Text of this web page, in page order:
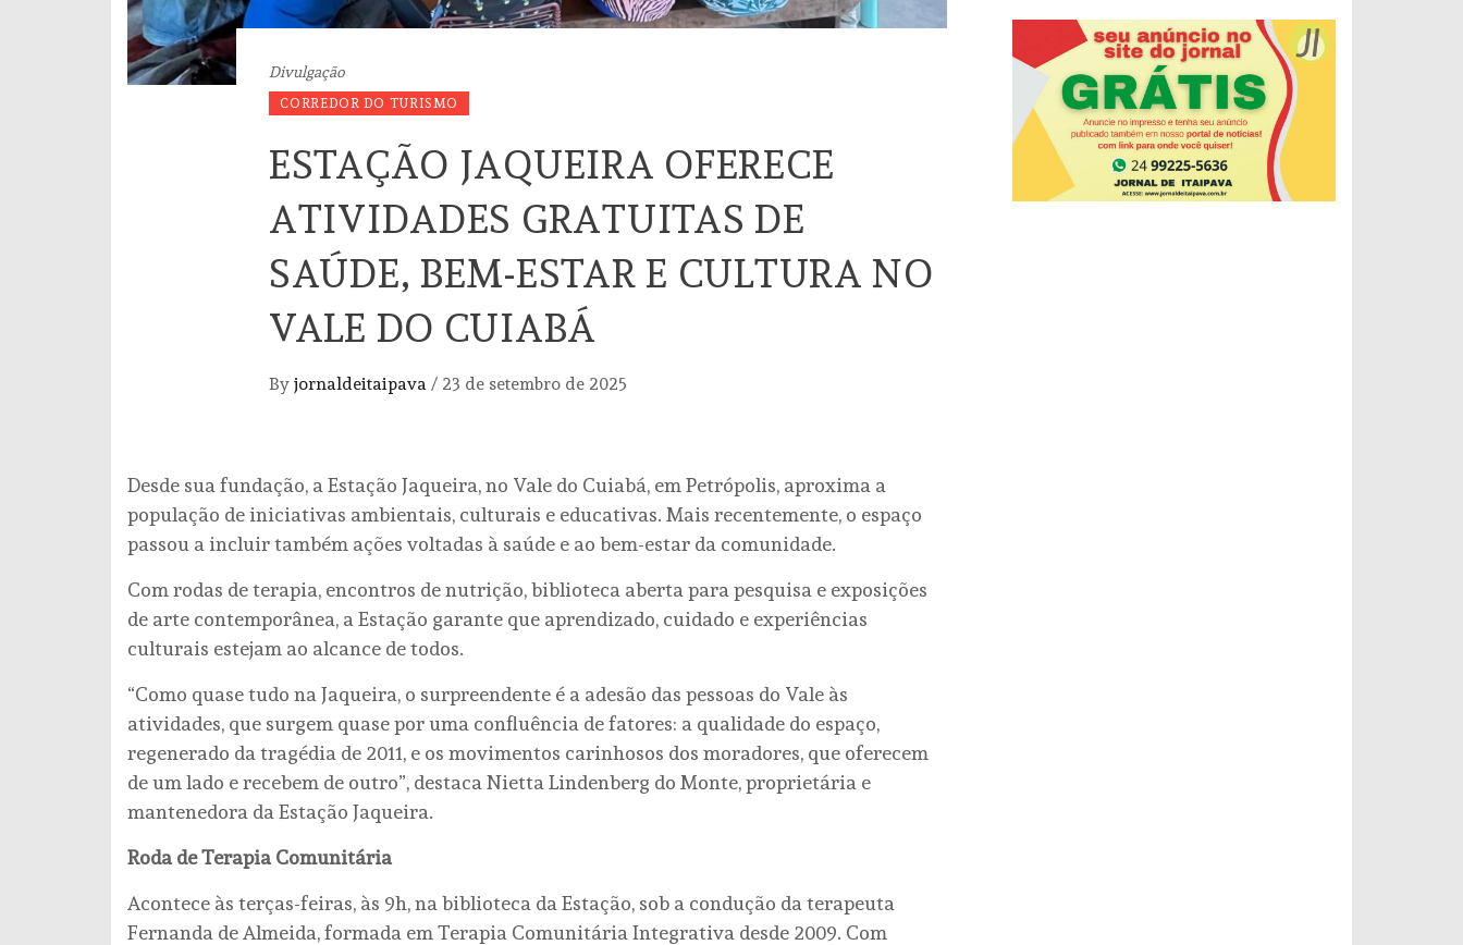
Divulgação
CORREDOR DO TURISMO
ESTAÇÃO JAQUEIRA OFERECE
ATIVIDADES GRATUITAS DE
SAÚDE, BEM-ESTAR E CULTURA NO
VALE DO CUIABÁ
By jornaldeitaipava / 23 de setembro de 2025
Desde sua fundação, a Estação Jaqueira, no Vale do Cuiabá, em Petrópolis, aproxima a
população de iniciativas ambientais, culturais e educativas. Mais recentemente, o espaço
passou a incluir também ações voltadas à saúde e ao bem-estar da comunidade.
Com rodas de terapia, encontros de nutrição, biblioteca aberta para pesquisa e exposições
de arte contemporânea, a Estação garante que aprendizado, cuidado e experiências
culturais estejam ao alcance de todos.
“Como quase tudo na Jaqueira, o surpreendente é a adesão das pessoas do Vale às
atividades, que surgem quase por uma confluência de fatores: a qualidade do espaço,
regenerado da tragédia de 2011, e os movimentos carinhosos dos moradores, que oferecem
de um lado e recebem de outro”, destaca Nietta Lindenberg do Monte, proprietária e
mantenedora da Estação Jaqueira.
Roda de Terapia Comunitária
Acontece às terças-feiras, às 9h, na biblioteca da Estação, sob a condução da terapeuta
Fernanda de Almeida, formada em Terapia Comunitária Integrativa desde 2009. Com